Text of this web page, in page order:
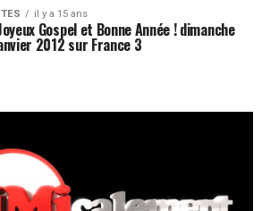
il y a 15 ans
Gospel et Bonne Année ! dimanche
2012 sur France 3